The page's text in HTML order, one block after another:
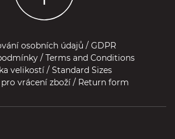
osobních údajů / GDPR
/ Terms and Conditions
velikostí / Standard Sizes
vrácení zboží / Return form